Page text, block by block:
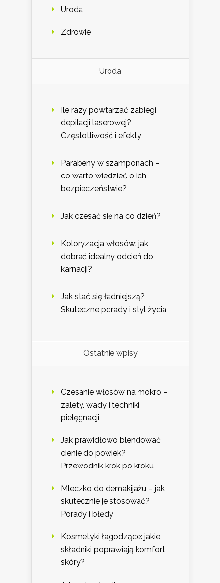
Uroda
Zdrowie
Uroda
Ile razy powtarzać zabiegi
depilacji laserowej?
Częstotliwość i efekty
Parabeny w szamponach –
co warto wiedzieć o ich
bezpieczeństwie?
Jak czesać się na co dzień?
Koloryzacja włosów: jak
dobrać idealny odcień do
karnacji?
Jak stać się ładniejszą?
Skuteczne porady i styl życia
Ostatnie wpisy
Czesanie włosów na mokro –
zalety, wady i techniki
pielęgnacji
Jak prawidłowo blendować
cienie do powiek?
Przewodnik krok po kroku
Mleczko do demakijażu – jak
skutecznie je stosować?
Porady i błędy
Kosmetyki łagodzące: jakie
składniki poprawiają komfort
skóry?